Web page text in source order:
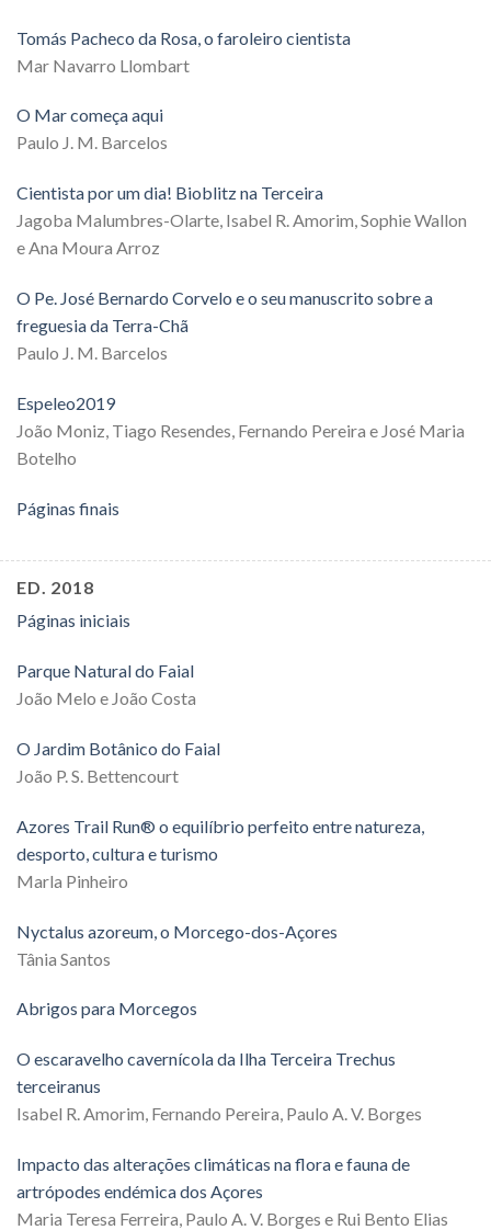
Tomás Pacheco da Rosa, o faroleiro cientista
Mar Navarro Llombart
O Mar começa aqui
Paulo J. M. Barcelos
Cientista por um dia! Bioblitz na Terceira
Jagoba Malumbres-Olarte, Isabel R. Amorim, Sophie Wallon
e Ana Moura Arroz
O Pe. José Bernardo Corvelo e o seu manuscrito sobre a
freguesia da Terra-Chã
Paulo J. M. Barcelos
Espeleo2019
João Moniz, Tiago Resendes, Fernando Pereira e José Maria
Botelho
Páginas finais
ED. 2018
Páginas iniciais
Parque Natural do Faial
João Melo e João Costa
O Jardim Botânico do Faial
João P. S. Bettencourt
Azores Trail Run® o equilíbrio perfeito entre natureza,
desporto, cultura e turismo
Marla Pinheiro
Nyctalus azoreum, o Morcego-dos-Açores
Tânia Santos
Abrigos para Morcegos
O escaravelho cavernícola da Ilha Terceira Trechus
terceiranus
Isabel R. Amorim, Fernando Pereira, Paulo A. V. Borges
Impacto das alterações climáticas na flora e fauna de
artrópodes endémica dos Açores
Maria Teresa Ferreira, Paulo A. V. Borges e Rui Bento Elias